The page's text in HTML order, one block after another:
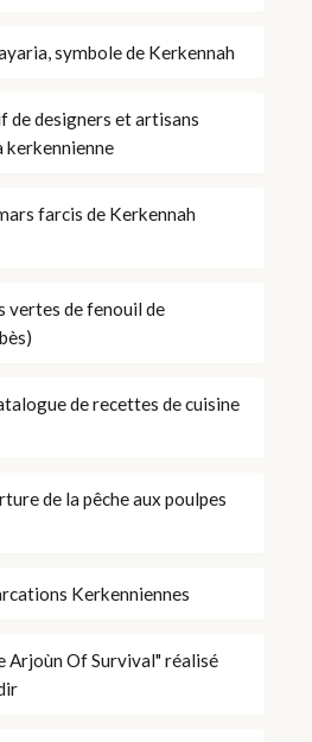
symbole de Kerkennah
de designers et artisans
kerkennienne
farcis de Kerkennah
vertes de fenouil de
de recettes de cuisine
de la pêche aux poulpes
Kerkenniennes
Arjoùn Of Survival" réalisé